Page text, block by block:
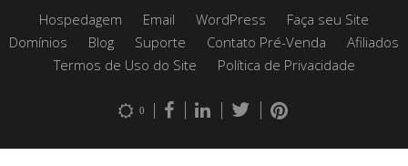
Hospedagem Email WordPress
Faça seu Site
Domínios
Blog Suporte Contato Pré-Venda
Afiliados
Termos de Uso do Site
Política de Privacidade
0